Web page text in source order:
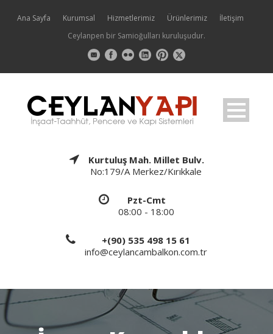
Ana Sayfa Kurumsal Hizmetlerimiz Ürünlerimiz
İletişim
Ceylanpen bir Samioğulları kuruluşudur.
Kurtuluş Mah. Millet Bulv.
No:179/A Merkez/Kırıkkale
Pzt-Cmt
08:00 - 18:00
+(90) 535 498 15 61
info@ceylancambalkon.com.tr